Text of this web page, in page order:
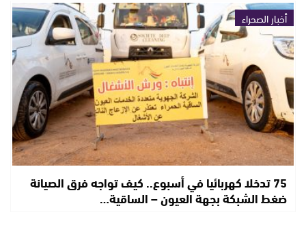
أخبار الصحراء
75 تدخلا كهربائيا في أسبوع.. كيف تواجه فرق الصيانة
ضغط الشبكة بجهة العيون – الساقية…